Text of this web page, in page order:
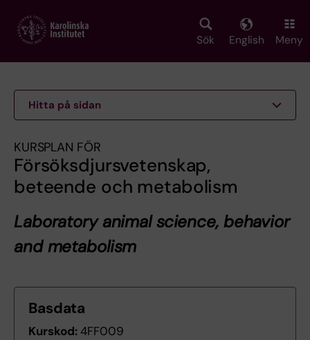
main
Sök English Meny
Hitta på sidan
KURSPLAN FÖR
Försöksdjursvetenskap,
beteende och metabolism
Laboratory animal science, behavior
and metabolism
Basdata
Kurskod:4FF009